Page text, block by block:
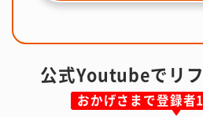
公式Youtubeでリ
おかげさまで登録者